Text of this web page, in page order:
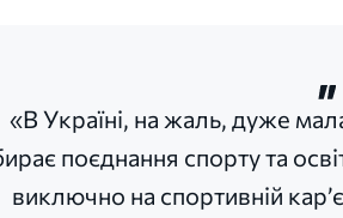
«В Україні, на жаль, дуже
поєднання спорту та
виключно на спортивній